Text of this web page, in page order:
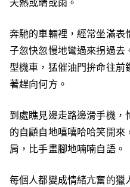
天熱或晴或雨。
奔馳的車輛裡，經常坐滿表
子忽快忽慢地彎過來拐過去
型機車，猛催油門拚命往
著趕向何方。
到處瞧見邊走路邊滑手機，
的自顧自地嘻嘻哈哈笑開
肩，比手畫腳地喃喃自語。
每個人都變成情緒亢奮的獵